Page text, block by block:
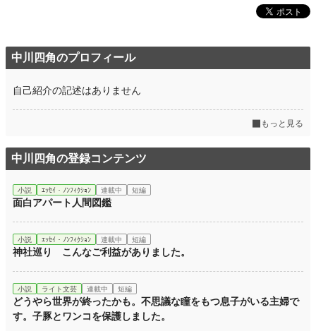
中川四角のプロフィール
自己紹介の記述はありません
もっと見る
中川四角の登録コンテンツ
小説 ｴｯｾｲ・ﾉﾝﾌｨｸｼｮﾝ 連載中 短編
面白アパート人間図鑑
小説 ｴｯｾｲ・ﾉﾝﾌｨｸｼｮﾝ 連載中 短編
神社巡り こんなご利益がありました。
小説 ライト文芸 連載中 短編
どうやら世界が終ったかも。不思議な瞳をもつ息子がいる主婦で
す。子豚とワンコを保護しました。